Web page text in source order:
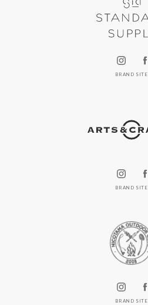
BRAND SITE
BRAND SITE
BRAND SITE